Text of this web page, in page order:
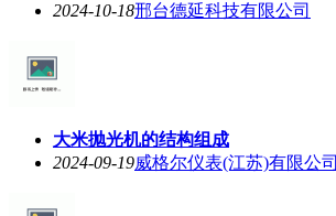
2024-10-18邢台德延科技有限公司
大米抛光机的结构组成
2024-09-19威格尔仪表(江苏)有限公司